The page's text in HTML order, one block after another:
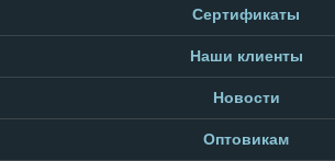
Сертификаты
Наши клиенты
Новости
Оптовикам